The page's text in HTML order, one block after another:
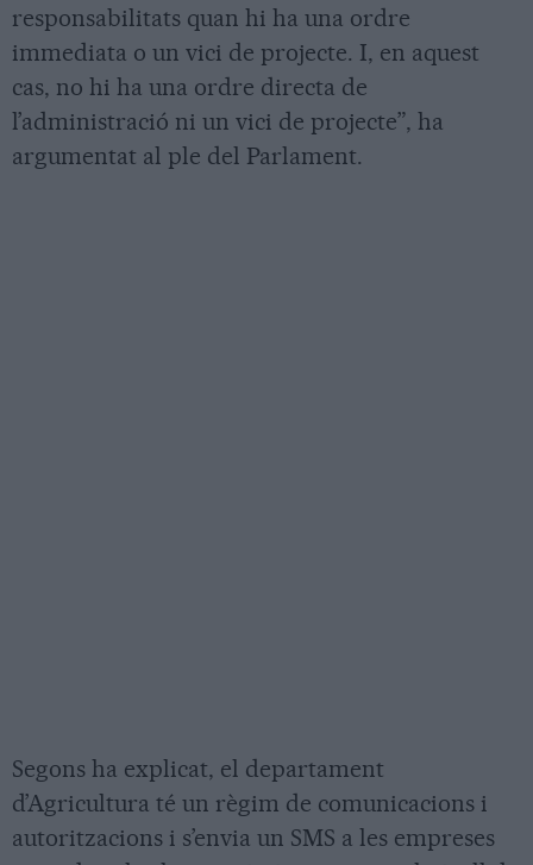
responsabilitats quan hi ha una ordre
immediata o un vici de projecte. I, en aquest
cas, no hi ha una ordre directa de
l’administració ni un vici de projecte”, ha
argumentat al ple del Parlament.
Segons ha explicat, el departament
d’Agricultura té un règim de comunicacions i
autoritzacions i s’envia un SMS a les empreses